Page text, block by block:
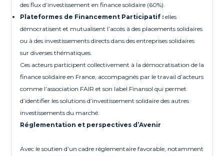
des flux d’investissement en finance solidaire (60%).
Plateformes de Financement Participatif : elles
démocratisent et mutualisent l’accès à des placements solidaires
ou à des investissements directs dans des entreprises solidaires
sur diverses thématiques.
Ces acteurs participent collectivement à la démocratisation de la
finance solidaire en France, accompagnés par le travail d’acteurs
comme l’association FAIR et son label Finansol qui permet
d’identifier les solutions d’investissement solidaire des autres
investissements du marché.
Réglementation et perspectives d’Avenir
Avec le soutien d’un cadre réglementaire favorable, notamment